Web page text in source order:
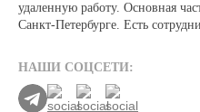
удаленную работу. Основная
Санкт-Петербурге. Есть
НАШИ СОЦСЕТИ: